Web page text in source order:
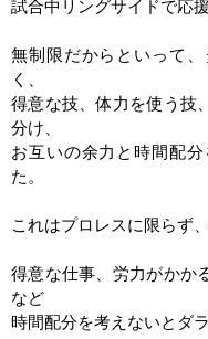
試合中リングサイドで応
無制限だからといって
く、
得意な技、体力を使う技
分け、
お互いの余力と時間配
た。
これはプロレスに限らず
得意な仕事、労力がかか
など
時間配分を考えないとダ